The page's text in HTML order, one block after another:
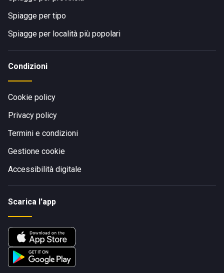
Spiagge per tipo
Spiagge per località più popolari
Condizioni
Cookie policy
Privacy policy
Termini e condizioni
Gestione cookie
Accessibilità digitale
Scarica l'app